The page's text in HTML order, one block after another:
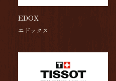
EDOX
エドックス